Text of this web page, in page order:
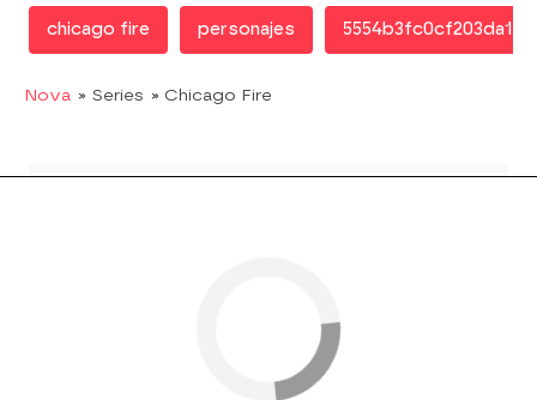
chicago fire personajes
Nova » Series » Chicago Fire